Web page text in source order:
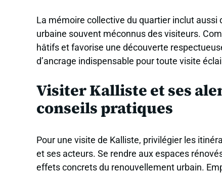
La mémoire collective du quartier inclut
urbaine souvent méconnus des visiteurs.
hâtifs et favorise une découverte
d’ancrage indispensable pour toute visite
Visiter Kalliste et ses
conseils pratiques
Pour une visite de Kalliste, privilégier les
et ses acteurs. Se rendre aux espaces
effets concrets du renouvellement urbain.